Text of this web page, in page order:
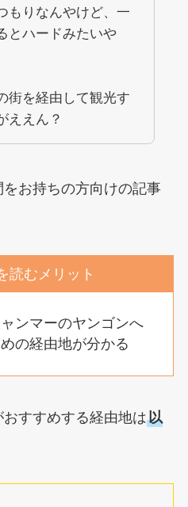
もりなんやけど、一
とハードみたいや
街を経由して観光す
ええん？
お持ちの方向けの記事
読むメリット
ンマーのヤンゴンへ
の経由地が分かる
すすめする経由地は以